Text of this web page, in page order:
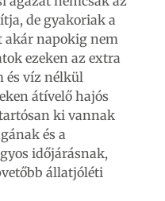
de gyakoriak a
akár napokig nem
ezeken az extra
és víz nélkül
átívelő hajós
ki vannak
és a
időjárásnak,
állatjóléti